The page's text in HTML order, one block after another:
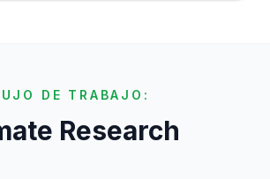
DE TRABAJO:
Research